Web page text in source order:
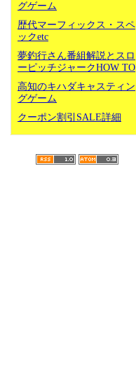
グゲーム
歴代マーフィックス・スペ
ックetc
夢釣行さん番組解説とスロ
ーピッチジャークHOW TO
高知のキハダキャスティン
グゲーム
クーポン割引SALE詳細